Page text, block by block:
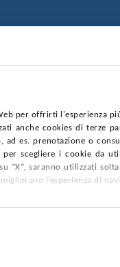
per offrirti l'esperienza
anche cookies di terze
es. prenotazione o
scegliere i cookie da
“X”, saranno utilizzati
l’esperienza di
POLICY